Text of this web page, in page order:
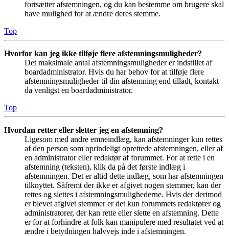
fortsætter afstemningen, og du kan bestemme om brugere skal
have mulighed for at ændre deres stemme.
Top
Hvorfor kan jeg ikke tilføje flere afstemningsmuligheder?
Det maksimale antal afstemningsmuligheder er indstillet af
boardadministrator. Hvis du har behov for at tilføje flere
afstemningsmuligheder til din afstemning end tilladt, kontakt
da venligst en boardadministrator.
Top
Hvordan retter eller sletter jeg en afstemning?
Ligesom med andre emneindlæg, kan afstemninger kun rettes
af den person som oprindeligt oprettede afstemningen, eller af
en administrator eller redaktør af forummet. For at rette i en
afstemning (teksten), klik da på det første indlæg i
afstemningen. Det er altid dette indlæg, som har afstemningen
tilknyttet. Såfremt der ikke er afgivet nogen stemmer, kan der
rettes og slettes i afstemningsmulighederne. Hvis der derimod
er blevet afgivet stemmer er det kun forummets redaktører og
administratorer, der kan rette eller slette en afstemning. Dette
er for at forhindre at folk kan manipulere med resultatet ved at
ændre i betydningen halvvejs inde i afstemningen.